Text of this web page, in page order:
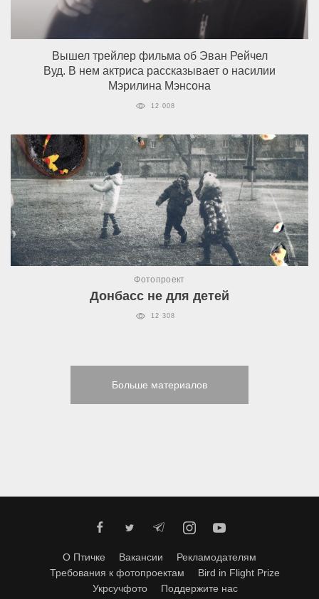
Вышел трейлер фильма об Эван Рейчел
Вуд. В нем актриса рассказывает о насилии
Мэрилина Мэнсона
12 008
Фотопроект
Донбасс не для детей
12 308
Больше материалов
О Птичке Вакансии
Рекламодателям
Требования к фотопроектам
Bird in Flight Prize
Укрсучфото
Поддержите нас